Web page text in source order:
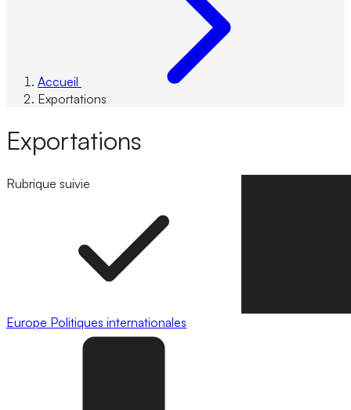
Accueil
Exportations
Exportations
Rubrique suivie
Europe Politiques internationales